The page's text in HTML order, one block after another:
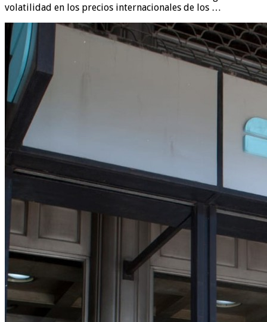
volatilidad en los precios internacionales de los …